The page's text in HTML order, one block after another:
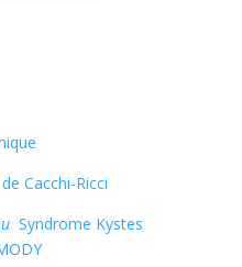
Cacchi-Ricci
Syndrome Kystes